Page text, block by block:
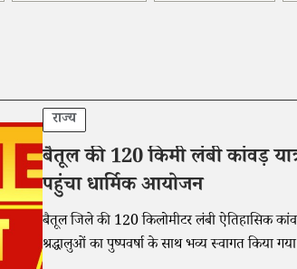
राज्य
बैतूल की 120 किमी लंबी कांवड़
पहुंचा धार्मिक आयोजन
बैतूल जिले की 120 किलोमीटर लंबी ऐतिहासिक
श्रद्धालुओं का पुष्पवर्षा के साथ भव्य स्वागत किया